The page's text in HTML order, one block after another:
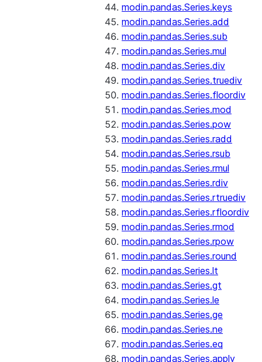
modin.pandas.Series.keys
modin.pandas.Series.add
modin.pandas.Series.sub
modin.pandas.Series.mul
modin.pandas.Series.div
modin.pandas.Series.truediv
modin.pandas.Series.floordiv
modin.pandas.Series.mod
modin.pandas.Series.pow
modin.pandas.Series.radd
modin.pandas.Series.rsub
modin.pandas.Series.rmul
modin.pandas.Series.rdiv
modin.pandas.Series.rtruediv
modin.pandas.Series.rfloordiv
modin.pandas.Series.rmod
modin.pandas.Series.rpow
modin.pandas.Series.round
modin.pandas.Series.lt
modin.pandas.Series.gt
modin.pandas.Series.le
modin.pandas.Series.ge
modin.pandas.Series.ne
modin.pandas.Series.eq
modin.pandas.Series.apply